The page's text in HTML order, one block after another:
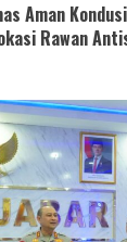
Aman
Rawan